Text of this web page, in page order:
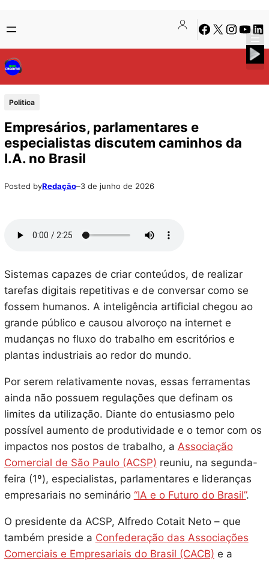
para
o
conteúdo
to
content
Facebook
X Instagram
Politica
Empresários, parlamentares e
especialistas discutem caminhos da
I.A. no Brasil
Posted byRedação–3 de junho de 2026
Sistemas capazes de criar conteúdos, de realizar
tarefas digitais repetitivas e de conversar como se
fossem humanos. A inteligência artificial chegou ao
grande público e causou alvoroço na internet e
mudanças no fluxo do trabalho em escritórios e
plantas industriais ao redor do mundo.
Por serem relativamente novas, essas ferramentas
ainda não possuem regulações que definam os
limites da utilização. Diante do entusiasmo pelo
possível aumento de produtividade e o temor com os
impactos nos postos de trabalho, a Associação
Comercial de São Paulo (ACSP) reuniu, na segunda-
feira (1º), especialistas, parlamentares e lideranças
empresariais no seminário “IA e o Futuro do Brasil”.
O presidente da ACSP, Alfredo Cotait Neto – que
também preside a Confederação das Associações
Comerciais e Empresariais do Brasil (CACB) e a